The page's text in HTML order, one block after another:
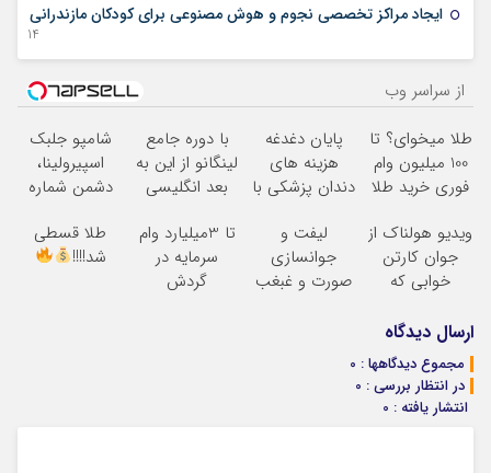
ایجاد مراکز تخصصی نجوم و هوش مصنوعی برای کودکان مازندرانی
14 آگوست 2024
از سراسر وب
طلا میخوای؟ تا
100 میلیون وام
فوری خرید طلا
پایان دغدغه
هزینه های
دندان پزشکی با
خانگی
با دوره جامع
لینگانو از این به
بعد انگلیسی
شامپو جلبک
اسپیرولینا،
دشمن شماره
مو!45%تخفیف
ویژه
ویدیو هولناک از
جوان کارتن
خوابی که
آموزش رایگان
لیفت و
جوانسازی
صورت و غبغب
تا 3میلیارد وام
سرمایه در
گردش
طلا قسطی
شد!!!!
ارسال دیدگاه
مجموع دیدگاهها : 0
در انتظار بررسی : 0
انتشار یافته : 0